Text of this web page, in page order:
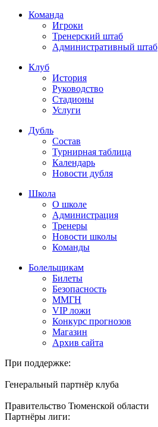
Команда
Игроки
Тренерский штаб
Административный штаб
Клуб
История
Руководство
Стадионы
Услуги
Дубль
Состав
Турнирная таблица
Календарь
Новости дубля
Школа
О школе
Администрация
Тренеры
Новости школы
Команды
Болельщикам
Билеты
Безопасность
ММГН
VIP ложи
Конкурс прогнозов
Магазин
Архив сайта
При поддержке:
Генеральный партнёр клуба
Правительство Тюменской области
Партнёры лиги: